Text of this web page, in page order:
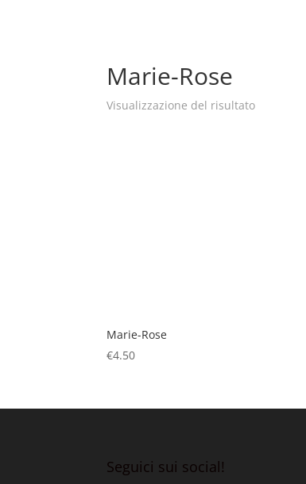
Marie-Rose
Visualizzazione del risultato
Marie-Rose
€4.50
Seguici sui social!